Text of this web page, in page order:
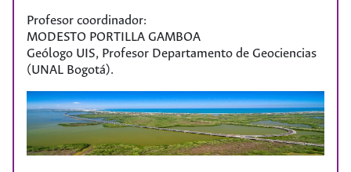
amplio espectro de adaptaciones de los animales a los
diferentes ambientes que encontramos en la
geografía nacional, desde el nivel molecular pasando
por el nivel orgánico hasta el nivel sistémico.
Fechas
Del 21 de Julio al 4 de
Agosto 2023 de 9:00 a.m.
a 5:00 p.m.
Modalidad
Presencial
3 créditos académicos UNAL
Profesor coordinador:
MODESTO PORTILLA GAMBOA
Geólogo UIS, Profesor Departamento de Geociencias
(UNAL Bogotá).